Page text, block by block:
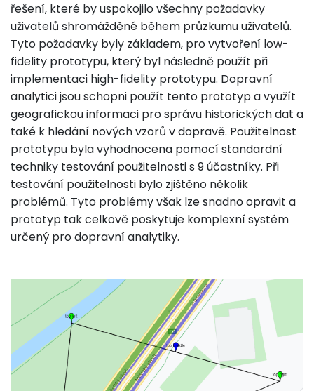
řešení, které by uspokojilo všechny požadavky
uživatelů shromážděné během průzkumu uživatelů.
Tyto požadavky byly základem, pro vytvoření low-
fidelity prototypu, který byl následně použít při
implementaci high-fidelity prototypu. Dopravní
analytici jsou schopni použít tento prototyp a využít
geografickou informaci pro správu historických dat a
také k hledání nových vzorů v dopravě. Použitelnost
prototypu byla vyhodnocena pomocí standardní
techniky testování použitelnosti s 9 účastníky. Při
testování použitelnosti bylo zjištěno několik
problémů. Tyto problémy však lze snadno opravit a
prototyp tak celkově poskytuje komplexní systém
určený pro dopravní analytiky.